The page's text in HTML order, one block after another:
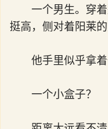
一个男生。穿
挺高，侧对着阳莱的
他手里似乎拿
一个小盒子？